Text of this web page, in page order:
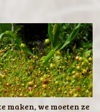
maken, we moeten ze